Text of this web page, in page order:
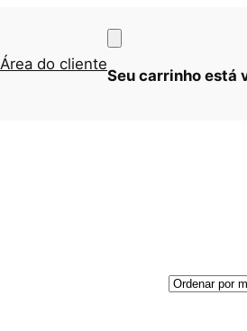
Área do cliente
Seu carrinho está